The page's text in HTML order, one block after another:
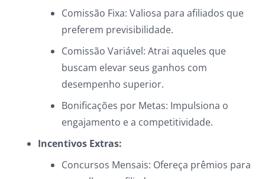
Comissão Fixa: Valiosa para afiliados que
preferem previsibilidade.
Comissão Variável: Atrai aqueles que
buscam elevar seus ganhos com
desempenho superior.
Bonificações por Metas: Impulsiona o
engajamento e a competitividade.
Incentivos Extras:
Concursos Mensais: Ofereça prêmios para